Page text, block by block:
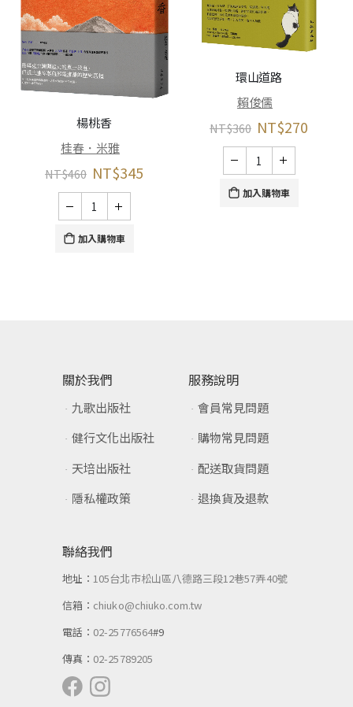
楊桃香
桂春．米雅
NT$460 NT$345
加入購物車
環山道路
賴俊儒
NT$360 NT$270
加入購物車
關於我們
九歌出版社
健行文化出版社
天培出版社
隱私權政策
服務說明
會員常見問題
購物常見問題
配送取貨問題
退換貨及退款
聯絡我們
地址： 105台北市松山區八德路三段12巷57弄40號
信箱： chiuko@chiuko.com.tw
電話： 02-25776564#9
傳真： 02-25789205